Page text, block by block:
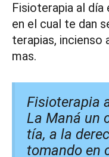
Fisioterapia al
en el cual te dan
terapias, incienso
mas.
Fisioterapia
La Maná un
tía, a la
tomando en